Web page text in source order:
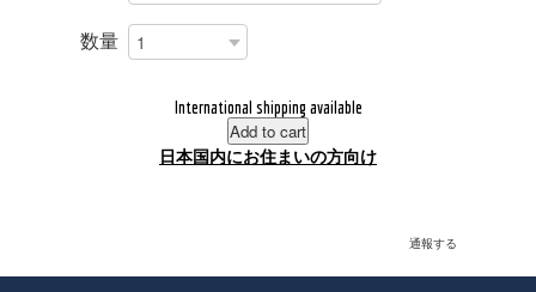
数量
International shipping available
Add to cart
日本国内にお住まいの方向け
通報する